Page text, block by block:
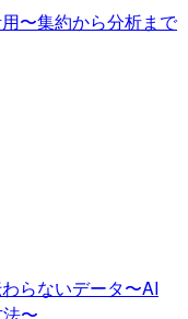
〜集約から分析まで
らないデータ〜AI